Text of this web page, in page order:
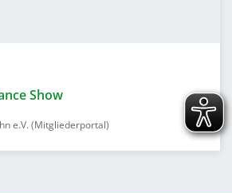
Show
e.V. (Mitgliederportal)